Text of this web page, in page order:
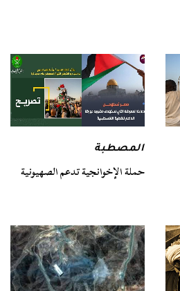
المصطبة
حملة الإخوانجية تدعم الصهيونية